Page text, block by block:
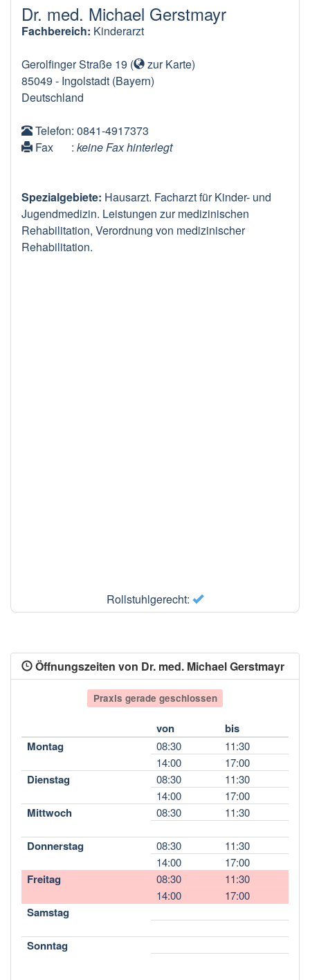
Dr. med. Michael Gerstmayr
Fachbereich: Kinderarzt
Gerolfinger Straße 19 ( zur Karte)
85049 - Ingolstadt (Bayern)
Deutschland
Telefon: 0841-4917373
Fax
: keine Fax hinterlegt
Spezialgebiete: Hausarzt. Facharzt für Kinder- und
Jugendmedizin. Leistungen zur medizinischen
Rehabilitation, Verordnung von medizinischer
Rehabilitation.
Rollstuhlgerecht:
Öffnungszeiten von Dr. med. Michael Gerstmayr
Praxis gerade geschlossen
von
bis
Montag
08:30
11:30
14:00
17:00
Dienstag 08:30
11:30
14:00
17:00
Mittwoch 08:30 11:30
Donnerstag 08:30
11:30
14:00
17:00
Freitag 08:30
11:30
14:00
17:00
Samstag
Sonntag